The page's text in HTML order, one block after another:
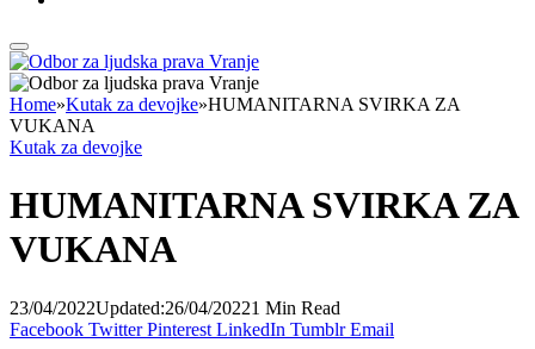
Home»Kutak za devojke»HUMANITARNA SVIRKA ZA
VUKANA
Kutak za devojke
HUMANITARNA SVIRKA ZA
VUKANA
23/04/2022Updated:26/04/20221 Min Read
Facebook Twitter Pinterest LinkedIn Tumblr Email